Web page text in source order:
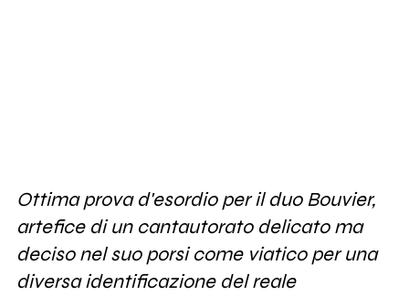
Ottima prova d'esordio per il duo Bouvier,
artefice di un cantautorato delicato ma
deciso nel suo porsi come viatico per una
diversa identificazione del reale